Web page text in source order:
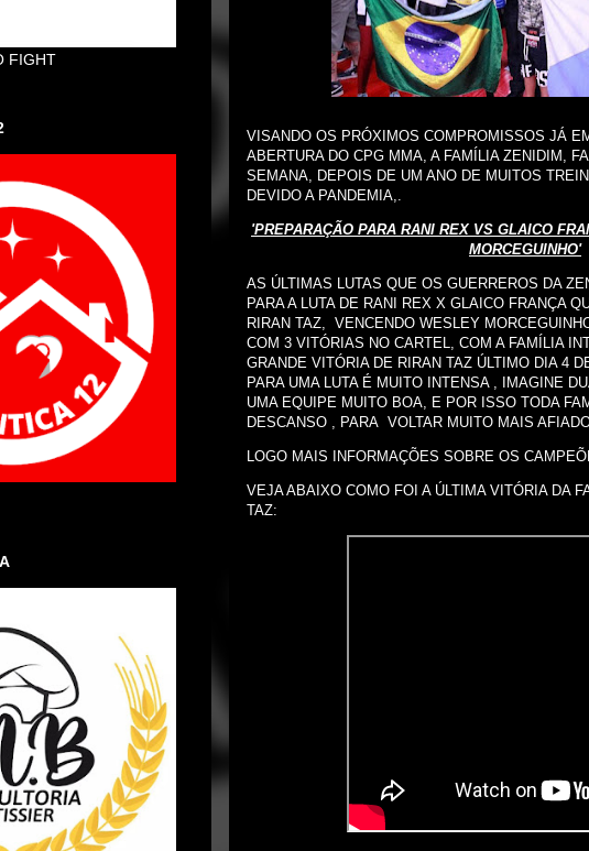
VISANDO OS PRÓXIMOS COMPROMISSOS JÁ
ABERTURA DO CPG MMA, A FAMÍLIA ZENIDIM,
SEMANA, DEPOIS DE UM ANO DE MUITOS
DEVIDO A PANDEMIA,.
'PREPARAÇÃO PARA RANI REX VS GLAICO
MORCEGUINHO'
AS ÚLTIMAS LUTAS QUE OS GUERREROS DA
PARA A LUTA DE RANI REX X GLAICO FRANÇA
RIRAN TAZ, VENCENDO WESLEY
COM 3 VITÓRIAS NO CARTEL, COM A FAMÍLIA
GRANDE VITÓRIA DE RIRAN TAZ ÚLTIMO DIA 4
PARA UMA LUTA É MUITO INTENSA , IMAGINE
UMA EQUIPE MUITO BOA, E POR ISSO TODA
DESCANSO , PARA VOLTAR MUITO MAIS
LOGO MAIS INFORMAÇÕES SOBRE OS
VEJA ABAIXO COMO FOI A ÚLTIMA VITÓRIA DA
TAZ:
FIGHT